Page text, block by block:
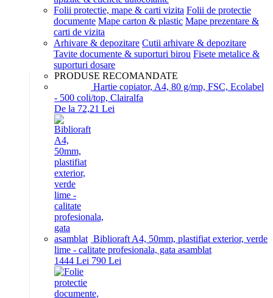
Folii protectie, mape & carti vizita Folii de protectie
documente Mape carton & plastic Mape prezentare &
carti de vizita
Arhivare & depozitare Cutii arhivare & depozitare
Tavite documente & suporturi birou Fisete metalice &
suporturi dosare
PRODUSE RECOMANDATE
Hartie copiator, A4, 80 g/mp, FSC, Ecolabel
- 500 coli/top, Clairalfa
De la 72,21 Lei
Biblioraft A4, 50mm, plastifiat exterior, verde
lime - calitate profesionala, gata asamblat
1444 Lei 790 Lei